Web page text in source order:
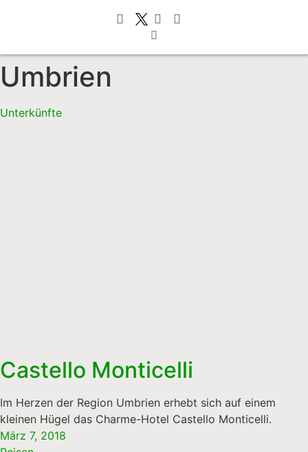
Umbrien
Unterkünfte
Castello Monticelli
Im Herzen der Region Umbrien erhebt sich auf einem
kleinen Hügel das Charme-Hotel Castello Monticelli.
März 7, 2018